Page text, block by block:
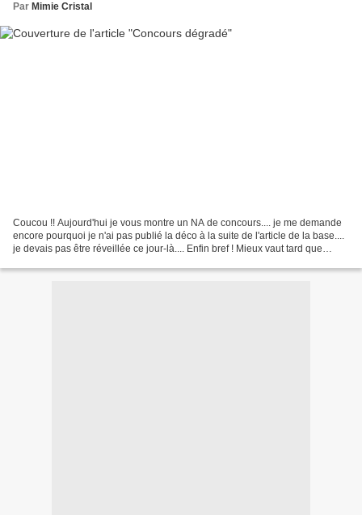
Par Mimie Cristal
Coucou !! Aujourd'hui je vous montre un NA de concours.... je me demande
encore pourquoi je n'ai pas publié la déco à la suite de l'article de la base....
je devais pas être réveillée ce jour-là.... Enfin bref ! Mieux vaut tard que